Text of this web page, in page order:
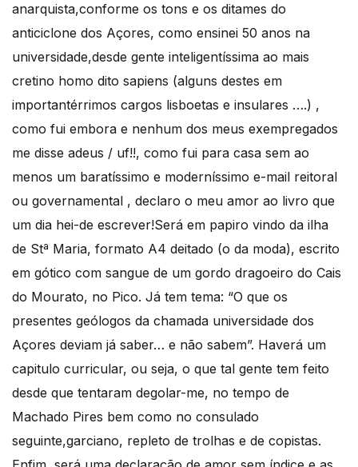
anarquista,conforme os tons e os ditames do
anticiclone dos Açores, como ensinei 50 anos na
universidade,desde gente inteligentíssima ao mais
cretino homo dito sapiens (alguns destes em
importantérrimos cargos lisboetas e insulares ….) ,
como fui embora e nenhum dos meus exempregados
me disse adeus / uf!!, como fui para casa sem ao
menos um baratíssimo e moderníssimo e-mail reitoral
ou governamental , declaro o meu amor ao livro que
um dia hei-de escrever!Será em papiro vindo da ilha
de Stª Maria, formato A4 deitado (o da moda), escrito
em gótico com sangue de um gordo dragoeiro do Cais
do Mourato, no Pico. Já tem tema: “O que os
presentes geólogos da chamada universidade dos
Açores deviam já saber… e não sabem”. Haverá um
capitulo curricular, ou seja, o que tal gente tem feito
desde que tentaram degolar-me, no tempo de
Machado Pires bem como no consulado
seguinte,garciano, repleto de trolhas e de copistas.